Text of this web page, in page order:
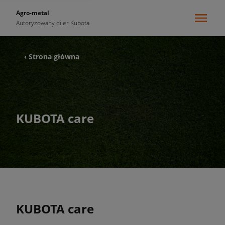
Agro-metal
Autoryzowany diler Kubota
‹ Strona główna
KUBOTA care
KUBOTA care